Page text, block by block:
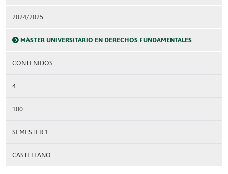
2024/2025
MÁSTER UNIVERSITARIO EN DERECHOS FUNDAMENTALES
CONTENIDOS
4
100
SEMESTER 1
CASTELLANO